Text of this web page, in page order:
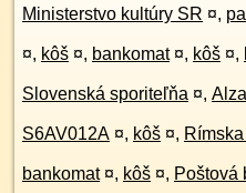
Ministerstvo kultúry SR ¤,
¤, kôš ¤, bankomat ¤, kôš ¤,
Slovenská sporiteľňa ¤,
S6AV012A ¤, kôš ¤,
bankomat ¤, kôš ¤, Poštová